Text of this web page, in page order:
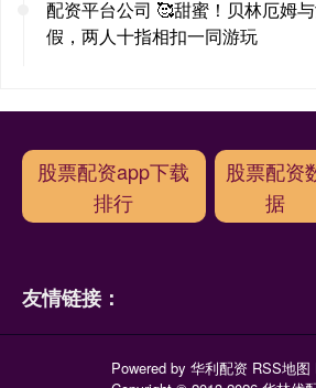
配资平台公司 🥰甜蜜！贝林厄姆
假，两人十指相扣一同游玩
股票配资app下载
排行
股票配资
据
友情链接：
Powered by 华利配资 RSS地图